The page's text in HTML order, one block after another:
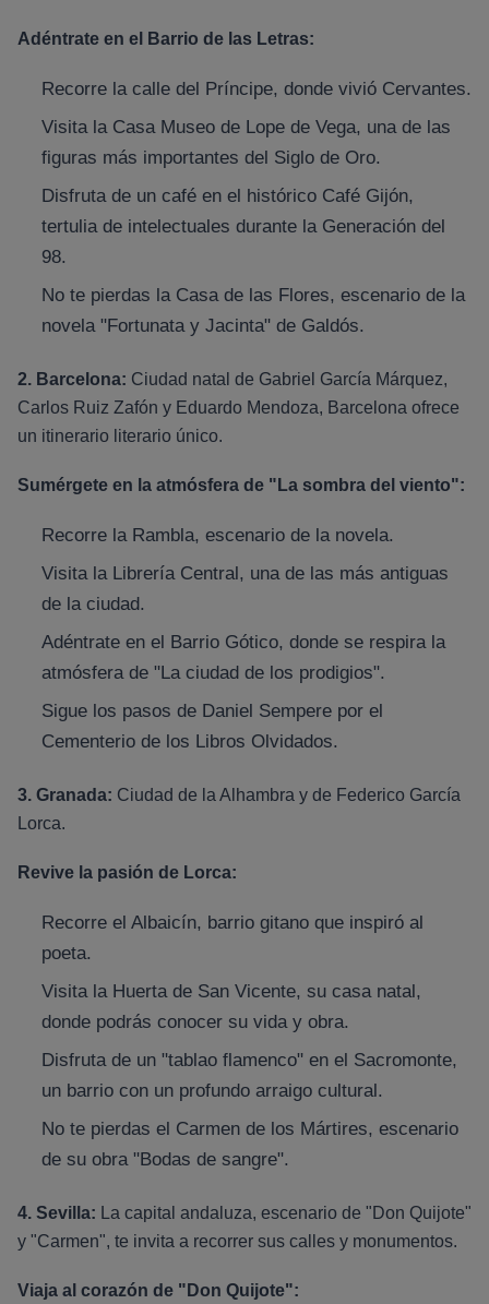
Adéntrate en el Barrio de las Letras:
Recorre la calle del Príncipe, donde vivió Cervantes.
Visita la Casa Museo de Lope de Vega, una de las
figuras más importantes del Siglo de Oro.
Disfruta de un café en el histórico Café Gijón,
tertulia de intelectuales durante la Generación del
98.
No te pierdas la Casa de las Flores, escenario de la
novela "Fortunata y Jacinta" de Galdós.
2. Barcelona: Ciudad natal de Gabriel García Márquez,
Carlos Ruiz Zafón y Eduardo Mendoza, Barcelona ofrece
un itinerario literario único.
Sumérgete en la atmósfera de "La sombra del viento":
Recorre la Rambla, escenario de la novela.
Visita la Librería Central, una de las más antiguas
de la ciudad.
Adéntrate en el Barrio Gótico, donde se respira la
atmósfera de "La ciudad de los prodigios".
Sigue los pasos de Daniel Sempere por el
Cementerio de los Libros Olvidados.
3. Granada: Ciudad de la Alhambra y de Federico García
Lorca.
Revive la pasión de Lorca:
Recorre el Albaicín, barrio gitano que inspiró al
poeta.
Visita la Huerta de San Vicente, su casa natal,
donde podrás conocer su vida y obra.
Disfruta de un "tablao flamenco" en el Sacromonte,
un barrio con un profundo arraigo cultural.
No te pierdas el Carmen de los Mártires, escenario
de su obra "Bodas de sangre".
4. Sevilla: La capital andaluza, escenario de "Don Quijote"
y "Carmen", te invita a recorrer sus calles y monumentos.
Viaja al corazón de "Don Quijote":